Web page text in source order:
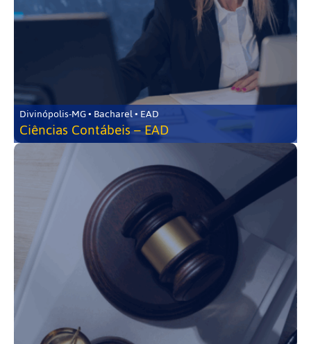
Divinópolis-MG • Bacharel • EAD
Ciências Contábeis – EAD